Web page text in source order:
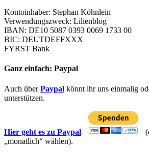
Kontoinhaber: Stephan Köhnlein
Verwendungszweck: Lilienblog
IBAN: DE10 5087 0393 0069 1733 00
BIC: DEUTDEFFXXX
FYRST Bank
Ganz einfach: Paypal
Auch überPaypal könnt ihr uns einmalig
unterstützen.
Hier geht es zu Paypal
„monatlich“ wählen).